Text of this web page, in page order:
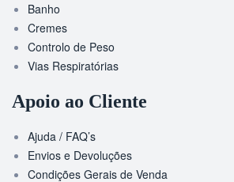
Banho
Cremes
Controlo de Peso
Vias Respiratórias
Apoio ao Cliente
Ajuda / FAQ’s
Envios e Devoluções
Condições Gerais de Venda